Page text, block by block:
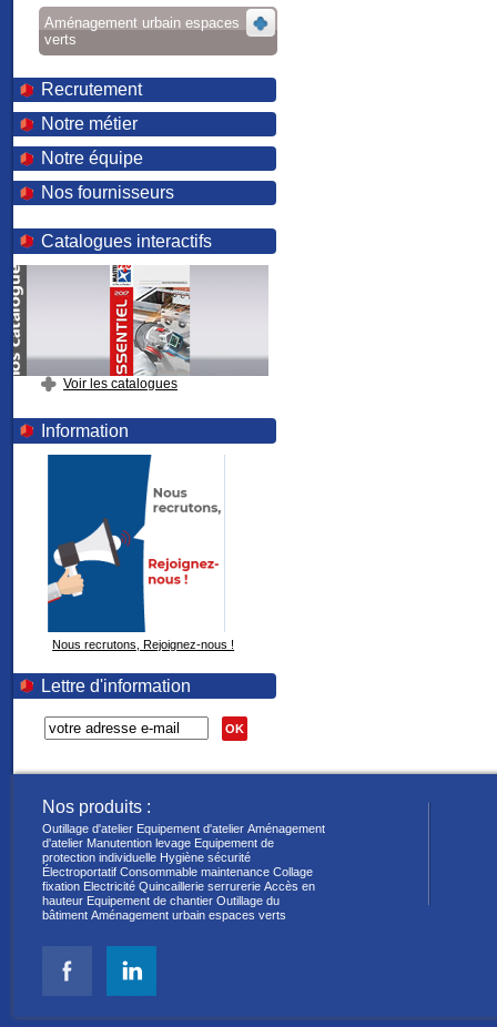
Aménagement urbain espaces
verts
Recrutement
Notre métier
Notre équipe
Nos fournisseurs
Catalogues interactifs
Voir les catalogues
Information
Nous recrutons, Rejoignez-nous !
Lettre d'information
OK
Nos produits :
Outillage d'atelier Equipement d'atelier Aménagement
d'atelier Manutention levage Equipement de
protection individuelle Hygiène sécurité
Électroportatif Consommable maintenance Collage
fixation Electricité Quincaillerie serrurerie Accès en
hauteur Equipement de chantier Outillage du
bâtiment Aménagement urbain espaces verts